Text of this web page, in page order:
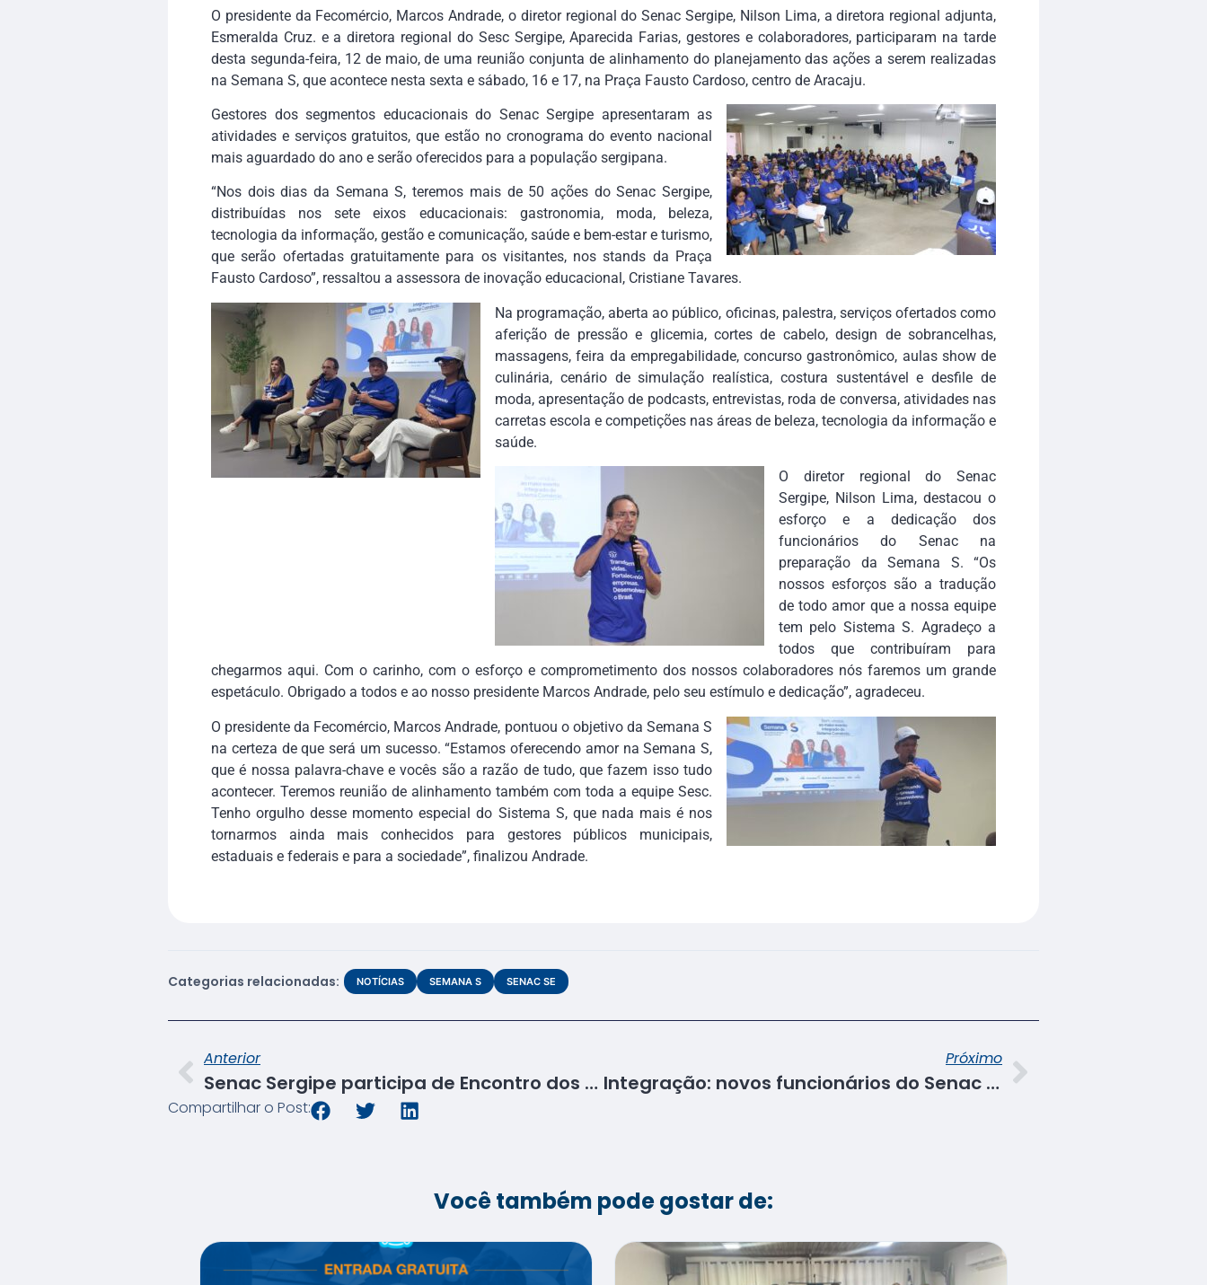
O presidente da Fecomércio, Marcos Andrade, o diretor regional do Senac Sergipe, Nilson Lima, a diretora regional adjunta,
Esmeralda Cruz. e a diretora regional do Sesc Sergipe, Aparecida Farias, gestores e colaboradores, participaram na tarde
desta segunda-feira, 12 de maio, de uma reunião conjunta de alinhamento do planejamento das ações a serem realizadas
na Semana S, que acontece nesta sexta e sábado, 16 e 17, na Praça Fausto Cardoso, centro de Aracaju.
Gestores dos segmentos educacionais do Senac Sergipe apresentaram as
atividades e serviços gratuitos, que estão no cronograma do evento nacional
mais aguardado do ano e serão oferecidos para a população sergipana.
“Nos dois dias da Semana S, teremos mais de 50 ações do Senac Sergipe,
distribuídas nos sete eixos educacionais: gastronomia, moda, beleza,
tecnologia da informação, gestão e comunicação, saúde e bem-estar e turismo,
que serão ofertadas gratuitamente para os visitantes, nos stands da Praça
Fausto Cardoso”, ressaltou a assessora de inovação educacional, Cristiane Tavares.
Na programação, aberta ao público, oficinas, palestra, serviços ofertados como
aferição de pressão e glicemia, cortes de cabelo, design de sobrancelhas,
massagens, feira da empregabilidade, concurso gastronômico, aulas show de
culinária, cenário de simulação realística, costura sustentável e desfile de
moda, apresentação de podcasts, entrevistas, roda de conversa, atividades nas
carretas escola e competições nas áreas de beleza, tecnologia da informação e
saúde.
O diretor regional do Senac
Sergipe, Nilson Lima, destacou o
esforço e a dedicação dos
funcionários do Senac na
preparação da Semana S. “Os
nossos esforços são a tradução
de todo amor que a nossa equipe
tem pelo Sistema S. Agradeço a
todos que contribuíram para
chegarmos aqui. Com o carinho, com o esforço e comprometimento dos nossos colaboradores nós faremos um grande
espetáculo. Obrigado a todos e ao nosso presidente Marcos Andrade, pelo seu estímulo e dedicação”, agradeceu.
O presidente da Fecomércio, Marcos Andrade, pontuou o objetivo da Semana S
na certeza de que será um sucesso. “Estamos oferecendo amor na Semana S,
que é nossa palavra-chave e vocês são a razão de tudo, que fazem isso tudo
acontecer. Teremos reunião de alinhamento também com toda a equipe Sesc.
Tenho orgulho desse momento especial do Sistema S, que nada mais é nos
tornarmos ainda mais conhecidos para gestores públicos municipais,
estaduais e federais e para a sociedade”, finalizou Andrade.
Categorias relacionadas: NOTÍCIAS SEMANA S SENAC SE
Anterior
Senac Sergipe participa de Encontro dos Delegados Técnicos da CSEP 2025
Próximo
Integração: novos funcionários do Senac Sergipe são recepcionados pelo Diretor Regional
Compartilhar o Post:
Você também pode gostar de: